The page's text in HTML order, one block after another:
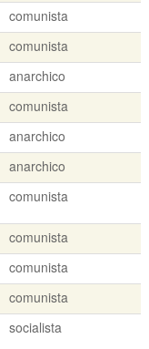
comunista
comunista
anarchico
comunista
anarchico
anarchico
comunista
comunista
comunista
comunista
socialista